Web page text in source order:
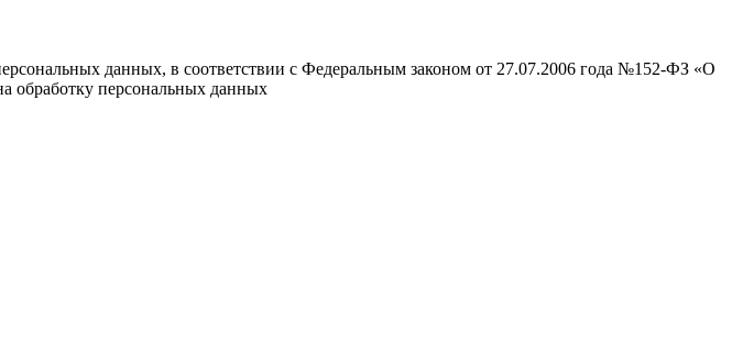
данных, в соответствии с Федеральным законом от 27.07.2006 года №152-ФЗ «О
обработку персональных данных